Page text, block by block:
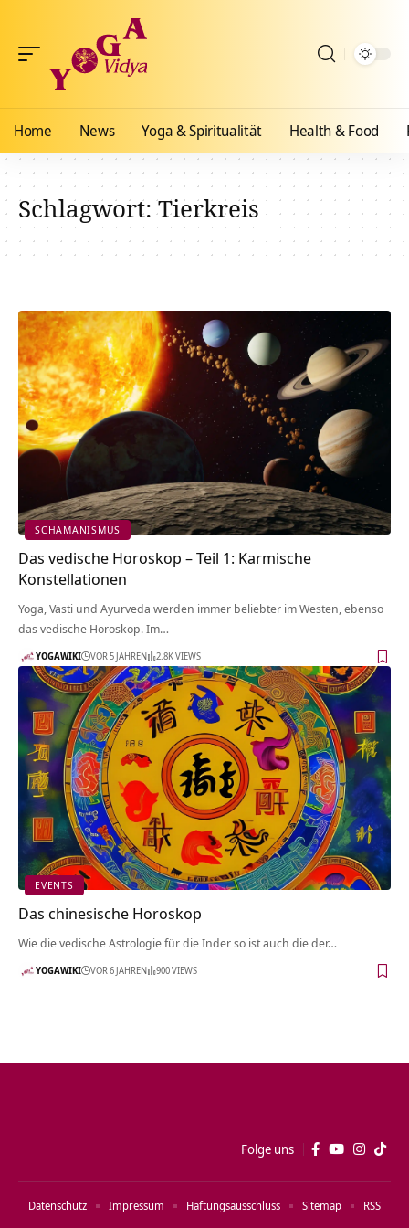
Home News Yoga & Spiritualität Health & Food
Schlagwort:Tierkreis
SCHAMANISMUS
Das vedische Horoskop – Teil 1: Karmische
Konstellationen
Yoga, Vasti und Ayurveda werden immer beliebter im Westen, ebenso
das vedische Horoskop. Im…
YOGAWIKI VOR 5 JAHREN 2.8K VIEWS
EVENTS
Das chinesische Horoskop
Wie die vedische Astrologie für die Inder so ist auch die der…
YOGAWIKI VOR 6 JAHREN 900 VIEWS
Folge uns
Datenschutz Impressum Haftungsausschluss Sitemap RSS